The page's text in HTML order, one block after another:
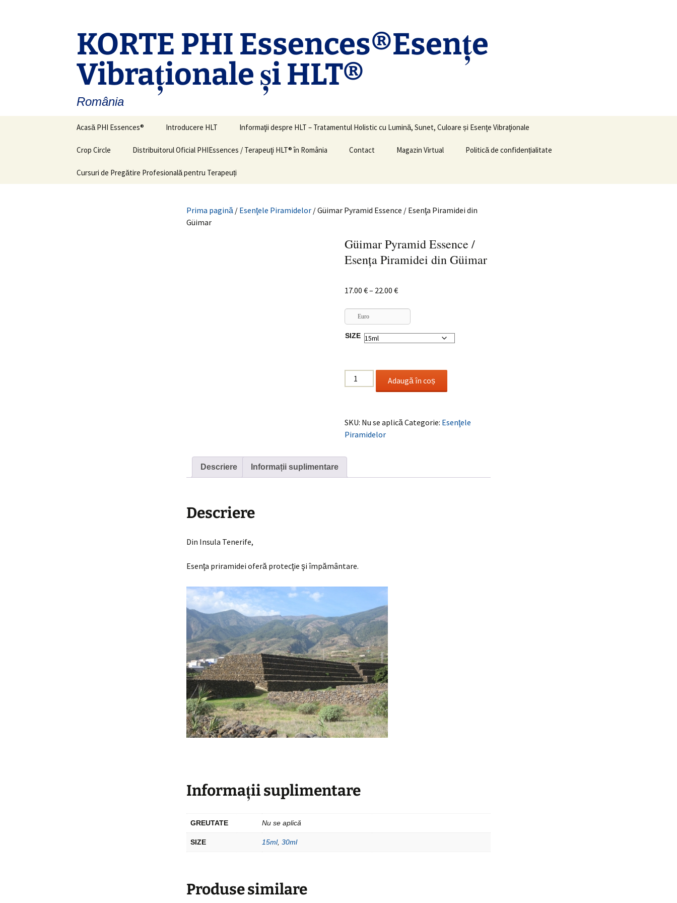
KORTE PHI Essences®Esenţe
Vibraţionale și HLT®
România
Acasă PHI Essences® Introducere HLT Informaţii despre HLT – Tratamentul Holistic cu Lumină, Sunet, Culoare și Esenţe Vibraţionale
Crop Circle Distribuitorul Oficial PHIEssences / Terapeuţi HLT® în România Contact Magazin Virtual Politică de confidențialitate
Cursuri de Pregătire Profesională pentru Terapeuți
Prima pagină / Esenţele Piramidelor / Güimar Pyramid Essence / Esenţa Piramidei din
Güimar
Güimar Pyramid Essence /
Esenţa Piramidei din Güimar
17.00€– 22.00€Interval
17.00 €
Euro
SIZE
Cantitate
Güimar
/
Esenţa
din
Adaugă în coș
SKU: Nu se aplicăCategorie: Esenţele
Piramidelor
Descriere Informații suplimentare
Descriere
Din Insula Tenerife,
Esenţa priramidei oferă protecţie şi împământare.
Informații suplimentare
GREUTATE Nu se aplică
SIZE 15ml, 30ml
Produse similare